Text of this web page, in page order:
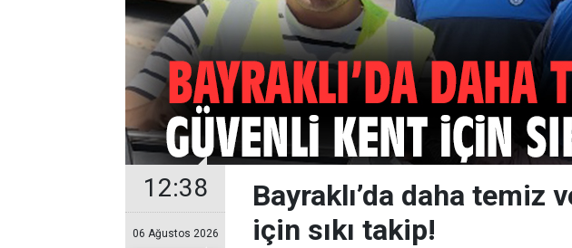
12:38
06 Ağustos 2026
Bayraklı’da daha temiz
için sıkı takip!